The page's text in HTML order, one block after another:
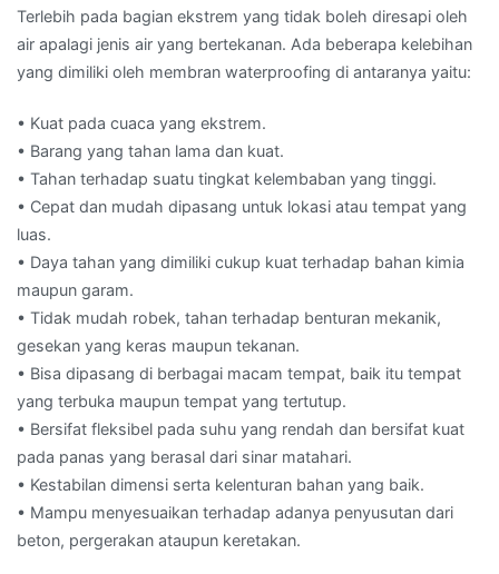
Terlebih pada bagian ekstrem yang tidak boleh diresapi oleh
air apalagi jenis air yang bertekanan. Ada beberapa kelebihan
yang dimiliki oleh membran waterproofing di antaranya yaitu:
• Kuat pada cuaca yang ekstrem.
• Barang yang tahan lama dan kuat.
• Tahan terhadap suatu tingkat kelembaban yang tinggi.
• Cepat dan mudah dipasang untuk lokasi atau tempat yang
luas.
• Daya tahan yang dimiliki cukup kuat terhadap bahan kimia
maupun garam.
• Tidak mudah robek, tahan terhadap benturan mekanik,
gesekan yang keras maupun tekanan.
• Bisa dipasang di berbagai macam tempat, baik itu tempat
yang terbuka maupun tempat yang tertutup.
• Bersifat fleksibel pada suhu yang rendah dan bersifat kuat
pada panas yang berasal dari sinar matahari.
• Kestabilan dimensi serta kelenturan bahan yang baik.
• Mampu menyesuaikan terhadap adanya penyusutan dari
beton, pergerakan ataupun keretakan.